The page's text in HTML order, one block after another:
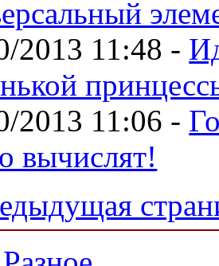
2013 11:48 -
2013 11:06 -
вычислят!